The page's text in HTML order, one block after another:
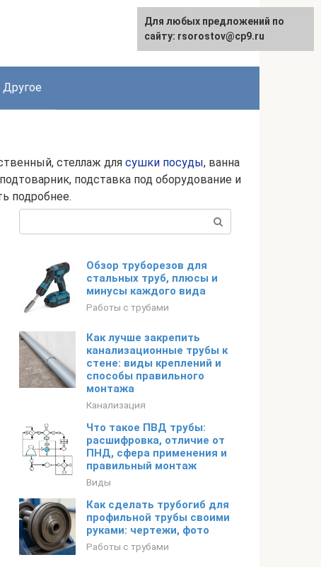
English
Другое
стеллаж для сушки посуды, ванна
подставка под оборудование и
подробнее.
Обзор труборезов для
стальных труб, плюсы и
минусы каждого вида
Работы с трубами
Как лучше закрепить
канализационные трубы к
стене: виды креплений и
способы правильного
монтажа
Канализация
Что такое ПВД трубы:
расшифровка, отличие от
ПНД, сфера применения и
правильный монтаж
Виды
Как сделать трубогиб для
профильной трубы своими
руками: чертежи, фото
Работы с трубами
Для любых предложений по
сайту: rsorostov@cp9.ru